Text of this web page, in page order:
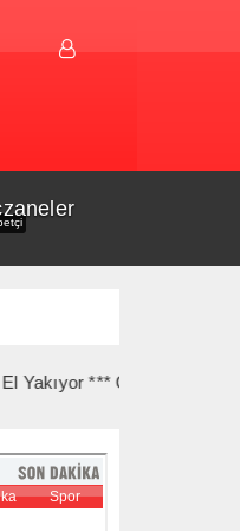
Gelibolu Açıklarında